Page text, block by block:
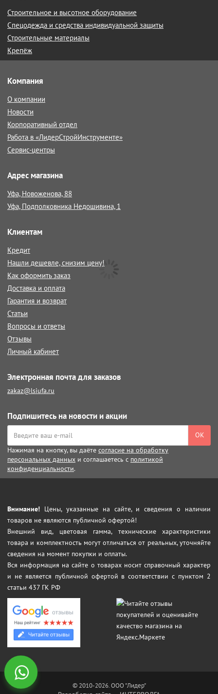
Строительное и высотное оборудование
Спецодежда и средства индивидуальной защиты
Строительные материалы
Крепёж
Компания
О компании
Новости
Корпоративный отдел
Работа в «ЛидерСтройИнструменте»
Сервис-центры
Адрес магазина
Уфа, Новоженова, 88
Уфа, Подполковника Недошивина, 1
Клиентам
Кредит
Нашли дешевле, снизим цену!
Как оформить заказ
Доставка и оплата
Гарантия и возврат
Статьи
Вопросы и ответы
Отзывы
Личный кабинет
Электронная почта для заказов
zakaz@lsiufa.ru
Подпишитесь на новости и акции
ОК
Нажимая на кнопку, вы даёте согласие на обработку
персональных данных и соглашаетесь с политикой
конфиденциальности.
Внимание! Цены, указанные на сайте, и сведения о наличии
товаров не являются публичной офертой!
Внешний вид, цветовая гамма, технические характеристики
товара и комплектность могут отличаться от реальных, уточняйте
сведения на момент покупки и оплаты.
Вся информация на сайте о товарах носит справочный характер
и не является публичной офертой в соответствии с пунктом 2
статьи 437 ГК РФ
© 2010-2026. ООО "Лидер"